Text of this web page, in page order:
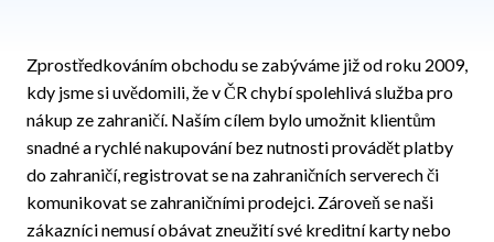
Zprostředkováním obchodu se zabýváme již od roku 2009,
kdy jsme si uvědomili, že v ČR chybí spolehlivá služba pro
nákup ze zahraničí. Naším cílem bylo umožnit klientům
snadné a rychlé nakupování bez nutnosti provádět platby
do zahraničí, registrovat se na zahraničních serverech či
komunikovat se zahraničními prodejci. Zároveň se naši
zákazníci nemusí obávat zneužití své kreditní karty nebo